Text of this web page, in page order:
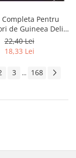
Completa Pentru
de Guineea Deli
Menu 750g
22,40 Lei
18,33 Lei
3 ... 168